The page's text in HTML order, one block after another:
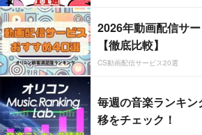
2026年動画配信サ
【徹底比較】
CS動画配信サービス20選
毎週の音楽ランキ
移をチェック！